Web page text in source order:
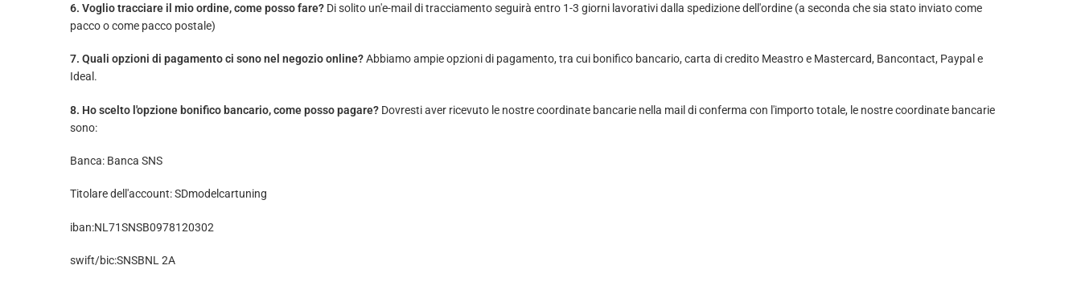
6. Voglio tracciare il mio ordine, come posso fare? Di solito un'e-mail di tracciamento seguirà entro 1-3 giorni lavorativi dalla spedizione dell'ordine (a seconda che sia stato inviato come
pacco o come pacco postale)
7. Quali opzioni di pagamento ci sono nel negozio online?Abbiamo ampie opzioni di pagamento, tra cui bonifico bancario, carta di credito Meastro e Mastercard, Bancontact, Paypal e
Ideal.
8. Ho scelto l'opzione bonifico bancario, come posso pagare? Dovresti aver ricevuto le nostre coordinate bancarie nella mail di conferma con l'importo totale, le nostre coordinate bancarie
sono:
Banca: Banca SNS
Titolare dell'account: SDmodelcartuning
iban:NL71SNSB0978120302
swift/bic:SNSBNL 2A